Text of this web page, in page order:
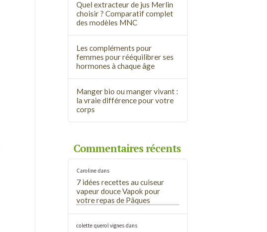
Quel extracteur de jus Merlin
choisir ? Comparatif complet
des modèles MNC
Les compléments pour
femmes pour rééquilibrer ses
hormones à chaque âge
Manger bio ou manger vivant :
la vraie différence pour votre
corps
Commentaires récents
Caroline dans
7 idées recettes au cuiseur
vapeur douce Vapok pour
votre repas de Pâques
colette querol vignes dans